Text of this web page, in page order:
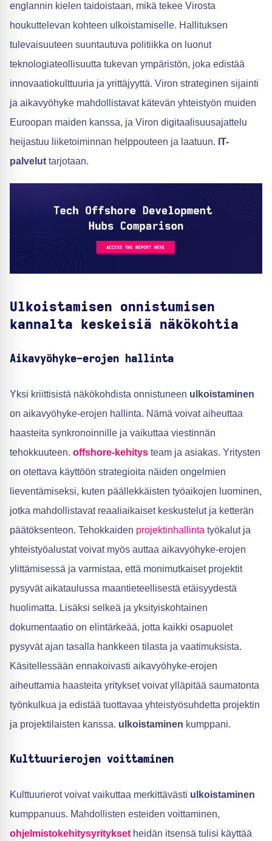
englannin kielen taidoistaan, mikä tekee Virosta
houkuttelevan kohteen ulkoistamiselle. Hallituksen
tulevaisuuteen suuntautuva politiikka on luonut
teknologiateollisuutta tukevan ympäristön, joka edistää
innovaatiokulttuuria ja yrittäjyyttä. Viron strateginen sijainti
ja aikavyöhyke mahdollistavat kätevän yhteistyön muiden
Euroopan maiden kanssa, ja Viron digitaalisuusajattelu
heijastuu liiketoiminnan helppouteen ja laatuun. IT-
palvelut tarjotaan.
Ulkoistamisen onnistumisen
kannalta keskeisiä näkökohtia
Aikavyöhyke-erojen hallinta
Yksi kriittisistä näkökohdista onnistuneen ulkoistaminen
on aikavyöhyke-erojen hallinta. Nämä voivat aiheuttaa
haasteita synkronoinnille ja vaikuttaa viestinnän
tehokkuuteen. offshore-kehitys team ja asiakas. Yritysten
on otettava käyttöön strategioita näiden ongelmien
lieventämiseksi, kuten päällekkäisten työaikojen luominen,
jotka mahdollistavat reaaliaikaiset keskustelut ja ketterän
päätöksenteon. Tehokkaiden projektinhallinta työkalut ja
yhteistyöalustat voivat myös auttaa aikavyöhyke-erojen
ylittämisessä ja varmistaa, että monimutkaiset projektit
pysyvät aikataulussa maantieteellisestä etäisyydestä
huolimatta. Lisäksi selkeä ja yksityiskohtainen
dokumentaatio on elintärkeää, jotta kaikki osapuolet
pysyvät ajan tasalla hankkeen tilasta ja vaatimuksista.
Käsitellessään ennakoivasti aikavyöhyke-erojen
aiheuttamia haasteita yritykset voivat ylläpitää saumatonta
työnkulkua ja edistää tuottavaa yhteistyösuhdetta projektin
ja projektilaisten kanssa. ulkoistaminen kumppani.
Kulttuurierojen voittaminen
Kulttuurierot voivat vaikuttaa merkittävästi ulkoistaminen
kumppanuus. Mahdollisten esteiden voittaminen,
ohjelmistokehitysyritykset heidän itsensä tulisi käyttää